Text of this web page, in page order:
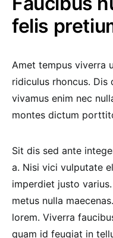
felis
Amet tempus viverra
ridiculus rhoncus. Dis
vivamus enim nec
montes dictum
Sit dis sed ante
a. Nisi vici vulputate
imperdiet justo varius.
metus nulla
lorem. Viverra
quam id feugiat in